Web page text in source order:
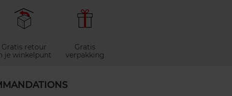
Gratis retour
je winkelpunt
Gratis
verpakking